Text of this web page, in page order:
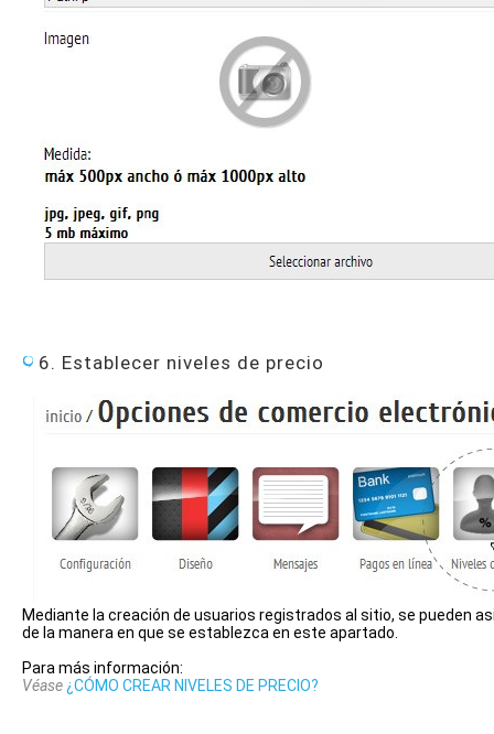
6. Establecer niveles de precio
Mediante la creación de usuarios registrados al sitio, se pueden
de la manera en que se establezca en este apartado.
Para más información:
Véase ¿CÓMO CREAR NIVELES DE PRECIO?